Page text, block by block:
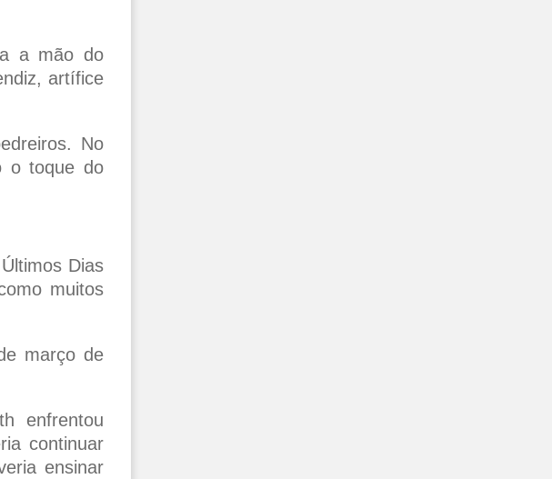
a mão do
artífice
No
o toque do
Dias
muitos
março de
enfrentou
continuar
ensinar